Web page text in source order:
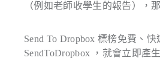
（例如老師收學生的報告），
Send To Dropbox 標榜免費、
SendToDropbox ，就會立即產